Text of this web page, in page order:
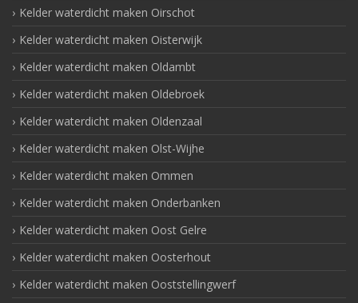
Kelder waterdicht maken Oirschot
Kelder waterdicht maken Oisterwijk
Kelder waterdicht maken Oldambt
Kelder waterdicht maken Oldebroek
Kelder waterdicht maken Oldenzaal
Kelder waterdicht maken Olst-Wijhe
Kelder waterdicht maken Ommen
Kelder waterdicht maken Onderbanken
Kelder waterdicht maken Oost Gelre
Kelder waterdicht maken Oosterhout
Kelder waterdicht maken Ooststellingwerf